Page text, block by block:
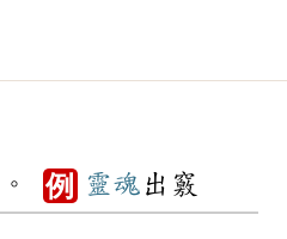
。 例 靈魂 出竅